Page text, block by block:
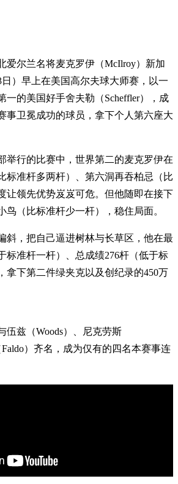
爱尔兰名将麦克罗伊（McIlroy）新加
）早上在美国高尔夫球大师赛，以一
一的美国好手舍夫勒（Scheffler），成
事卫冕成功的球员，拿下个人第六座大
举行的比赛中，世界第二的麦克罗伊在
标准杆多两杆）、第六洞再吞柏忌（比
让领先优势岌岌可危。但他随即在接下
鸟（比标准杆少一杆），稳住局面。
斜，把自己逼进树林与长草区，他在最
标准杆一杆）、总成绩276杆（低于标
拿下第二件绿夹克以及创纪录的450万
伍兹（Woods）、尼克劳斯
Faldo）齐名，成为仅有的四名本赛事连